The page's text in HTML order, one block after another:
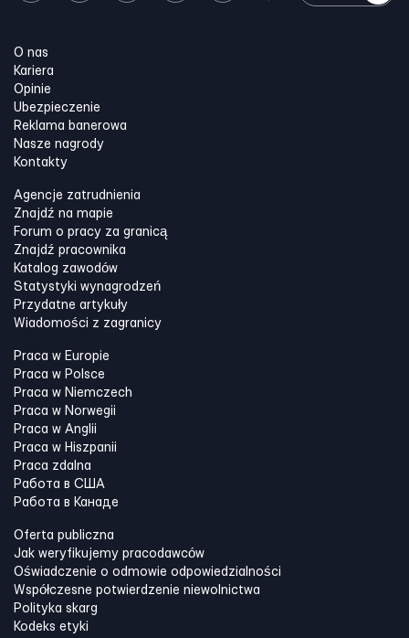
O nas
Kariera
Opinie
Ubezpieczenie
Reklama banerowa
Nasze nagrody
Kontakty
Agencje zatrudnienia
Znajdź na mapie
Forum o pracy za granicą
Znajdź pracownika
Katalog zawodów
Statystyki wynagrodzeń
Przydatne artykuły
Wiadomości z zagranicy
Praca w Europie
Praca w Polsce
Praca w Niemczech
Praca w Norwegii
Praca w Anglii
Praca w Hiszpanii
Praca zdalna
Работа в США
Работа в Канадe
Oferta publiczna
Jak weryfikujemy pracodawców
Oświadczenie o odmowie odpowiedzialności
Współczesne potwierdzenie niewolnictwa
Polityka skarg
Kodeks etyki